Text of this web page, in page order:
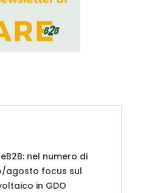
nel numero di
agosto focus sul
in GDO